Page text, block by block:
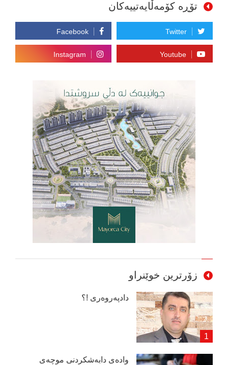
تۆڕە کۆمەڵایەتییەکان
زۆرترین خوێنراو
دادپەروەری !؟
وادەی دابەشكردنی موچەی